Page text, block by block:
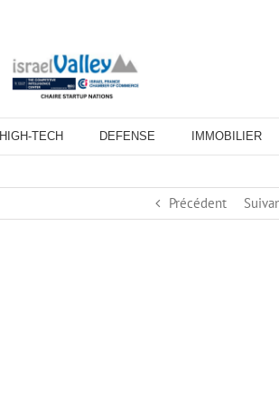
HIGH-TECH DEFENSE IMMOBILIER
Précédent